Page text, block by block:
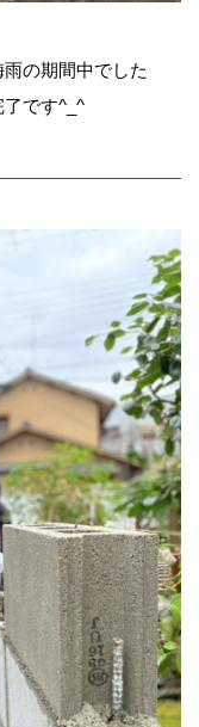
の期間中でした
です^_^